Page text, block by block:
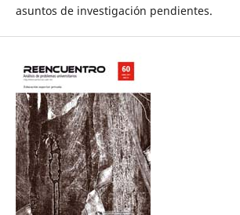
asuntos de investigación pendientes.